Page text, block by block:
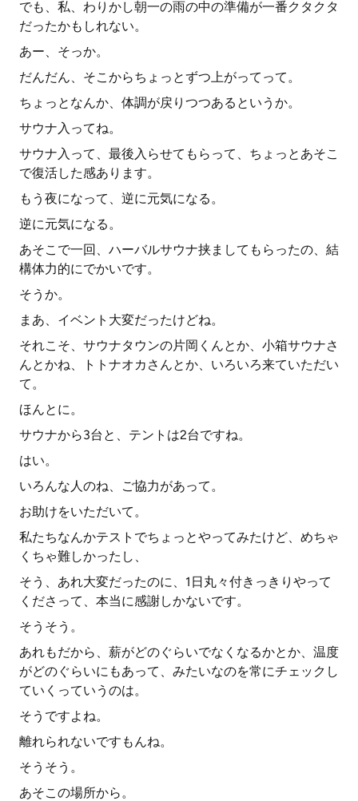
でも、私、わりかし朝一の雨の中の準備が一番クタクタ
だったかもしれない。
あー、そっか。
だんだん、そこからちょっとずつ上がってって。
ちょっとなんか、体調が戻りつつあるというか。
サウナ入ってね。
サウナ入って、最後入らせてもらって、ちょっとあそこ
で復活した感あります。
もう夜になって、逆に元気になる。
逆に元気になる。
あそこで一回、ハーバルサウナ挟ましてもらったの、結
構体力的にでかいです。
そうか。
まあ、イベント大変だったけどね。
それこそ、サウナタウンの片岡くんとか、小箱サウナさ
んとかね、トトナオカさんとか、いろいろ来ていただい
て。
ほんとに。
サウナから3台と、テントは2台ですね。
はい。
いろんな人のね、ご協力があって。
お助けをいただいて。
私たちなんかテストでちょっとやってみたけど、めちゃ
くちゃ難しかったし、
そう、あれ大変だったのに、1日丸々付きっきりやって
くださって、本当に感謝しかないです。
そうそう。
あれもだから、薪がどのぐらいでなくなるかとか、温度
がどのぐらいにもあって、みたいなのを常にチェックし
ていくっていうのは。
そうですよね。
離れられないですもんね。
そうそう。
あそこの場所から。